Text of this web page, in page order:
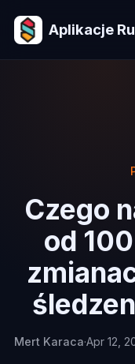
Aplikacje
Czego
od
Mert Karaca·Apr 12,